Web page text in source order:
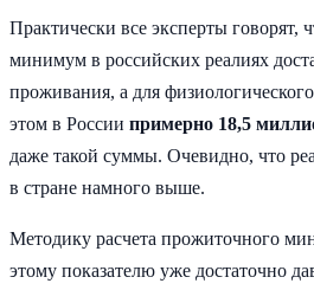
Практически все эксперты говорят,
минимум в российских реалиях
проживания, а для
этом в России примерно 18,5
даже такой суммы. Очевидно, что
в стране намного выше.
Методику расчета прожиточного
этому показателю уже достаточно